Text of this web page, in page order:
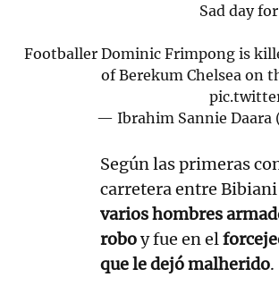
Sad day
Footballer Dominic Frimpong is
of Berekum Chelsea on
— Ibrahim Sannie Daara
Según las primeras
carretera entre Bibiani
varios hombres
roboy fue en el
que le dejó malherido.